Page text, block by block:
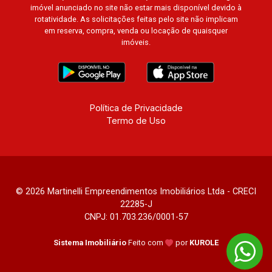
British Columbia, Dijon, Jardim de Luxemburgo,
Exklusiv Golf, Exklusiv Essenz, Mirante
CondoClub, Hydeperk, Urban, Stuttgart, Mondrian,
Bahamas, Monte Sinai, Pennsylvania, Villa
Toscana, Sur Le Jardin, Atlanta, Sapucaia, Van
Candeias, Apiacás, Blend Coliving, Una Caramuru,
Quintessence, Liber Condomínio Resort, Asas do
Pierre, Estocolmo, La Défense, Toulouse, Saint
Étienne, Monet, Rembrandt, Montreux, Genève,
Quebec, Blue Note, Noruega, Normandie, Jataí,
- Alto da Boa Vista | Ribeirão Preto
imóvel anunciado no site não estar mais disponível devido à
rotatividade. As solicitações feitas pelo site não implicam
em reserva, compra, venda ou locação de quaisquer
imóveis.
Política de Privacidade
Termo de Uso
© 2026 Martinelli Empreendimentos Imobiliários Ltda - CRECI
22285-J
CNPJ: 01.703.236/0001-57
Sistema Imobiliário Feito com por KUROLE